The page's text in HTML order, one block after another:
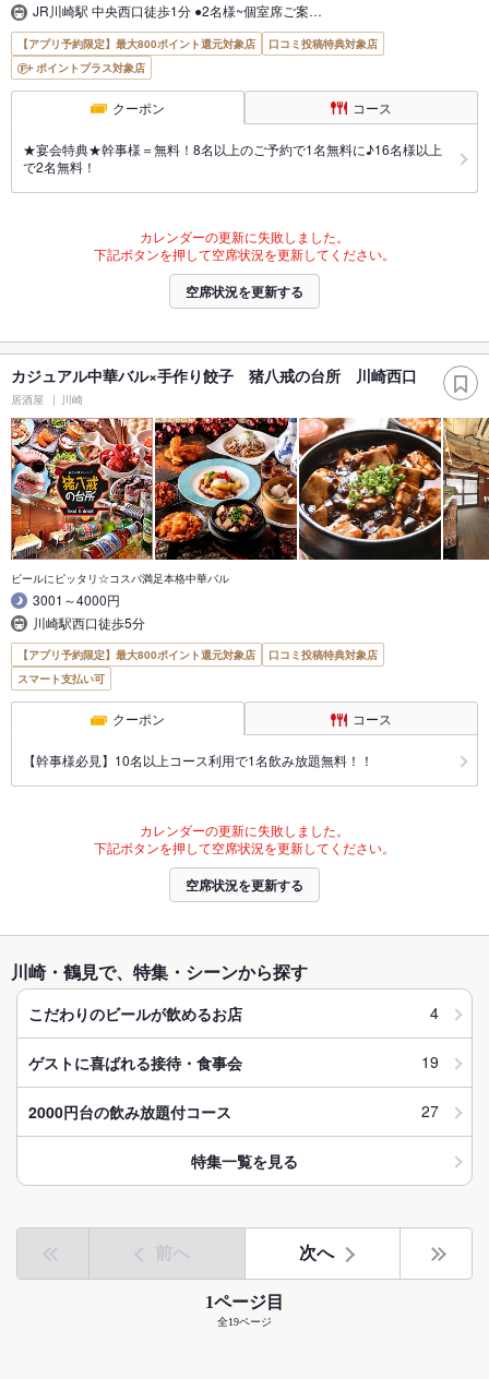
JR川崎駅 中央西口徒歩1分 ●2名様~個室席ご案…
【アプリ予約限定】最大800ポイント還元対象店
口コミ投稿特典対象店
ポイントプラス対象店
クーポン コース
★宴会特典★幹事様＝無料！8名以上のご予約で1名無料に♪16名様以上
で2名無料！
カレンダーの更新に失敗しました。
下記ボタンを押して空席状況を更新してください。
空席状況を更新する
カジュアル中華バル×手作り餃子 猪八戒の台所 川崎西口
居酒屋 川崎
ビールにピッタリ☆コスパ満足本格中華バル
3001～4000円
川崎駅西口徒歩5分
【アプリ予約限定】最大800ポイント還元対象店
口コミ投稿特典対象店
スマート支払い可
クーポン コース
【幹事様必見】10名以上コース利用で1名飲み放題無料！！
カレンダーの更新に失敗しました。
下記ボタンを押して空席状況を更新してください。
空席状況を更新する
川崎・鶴見で、特集・シーンから探す
こだわりのビールが飲めるお店 4
ゲストに喜ばれる接待・食事会 19
2000円台の飲み放題付コース 27
特集一覧を見る
前へ 次へ
1ページ目
全19ページ